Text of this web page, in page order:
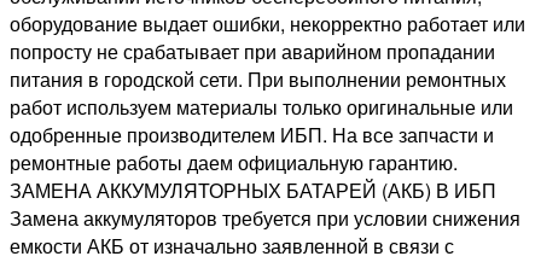
оборудование выдает ошибки, некорректно работает или
попросту не срабатывает при аварийном пропадании
питания в городской сети. При выполнении ремонтных
работ используем материалы только оригинальные или
одобренные производителем ИБП. На все запчасти и
ремонтные работы даем официальную гарантию.
ЗАМЕНА АККУМУЛЯТОРНЫХ БАТАРЕЙ (АКБ) В ИБП
Замена аккумуляторов требуется при условии снижения
емкости АКБ от изначально заявленной в связи с